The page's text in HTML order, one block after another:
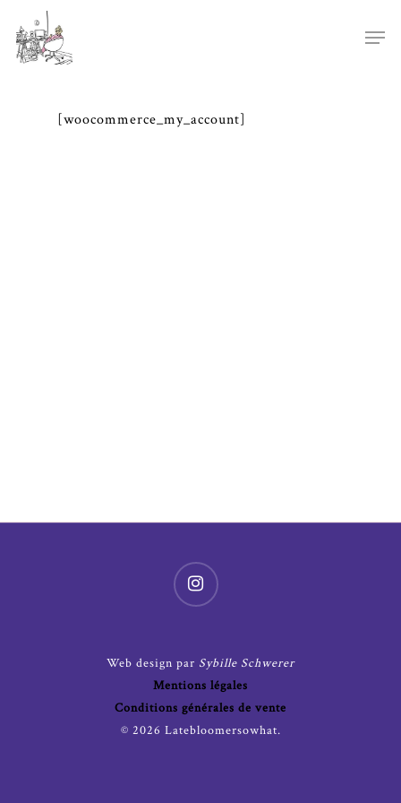
[woocommerce_my_account]
Web design par Sybille Schwerer
Mentions légales
Conditions générales de vente
© 2026 Latebloomersowhat.